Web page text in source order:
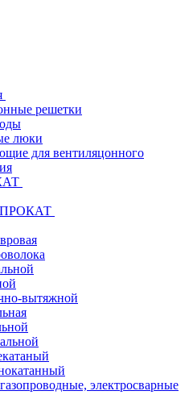
решетки
люки
для вентиляцонного
вытяжной
электросварные